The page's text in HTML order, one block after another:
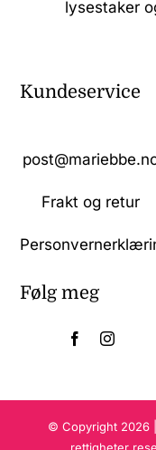
lysestaker
Kundeservice
Frakt og retur
Følg meg
© Copyright 2026